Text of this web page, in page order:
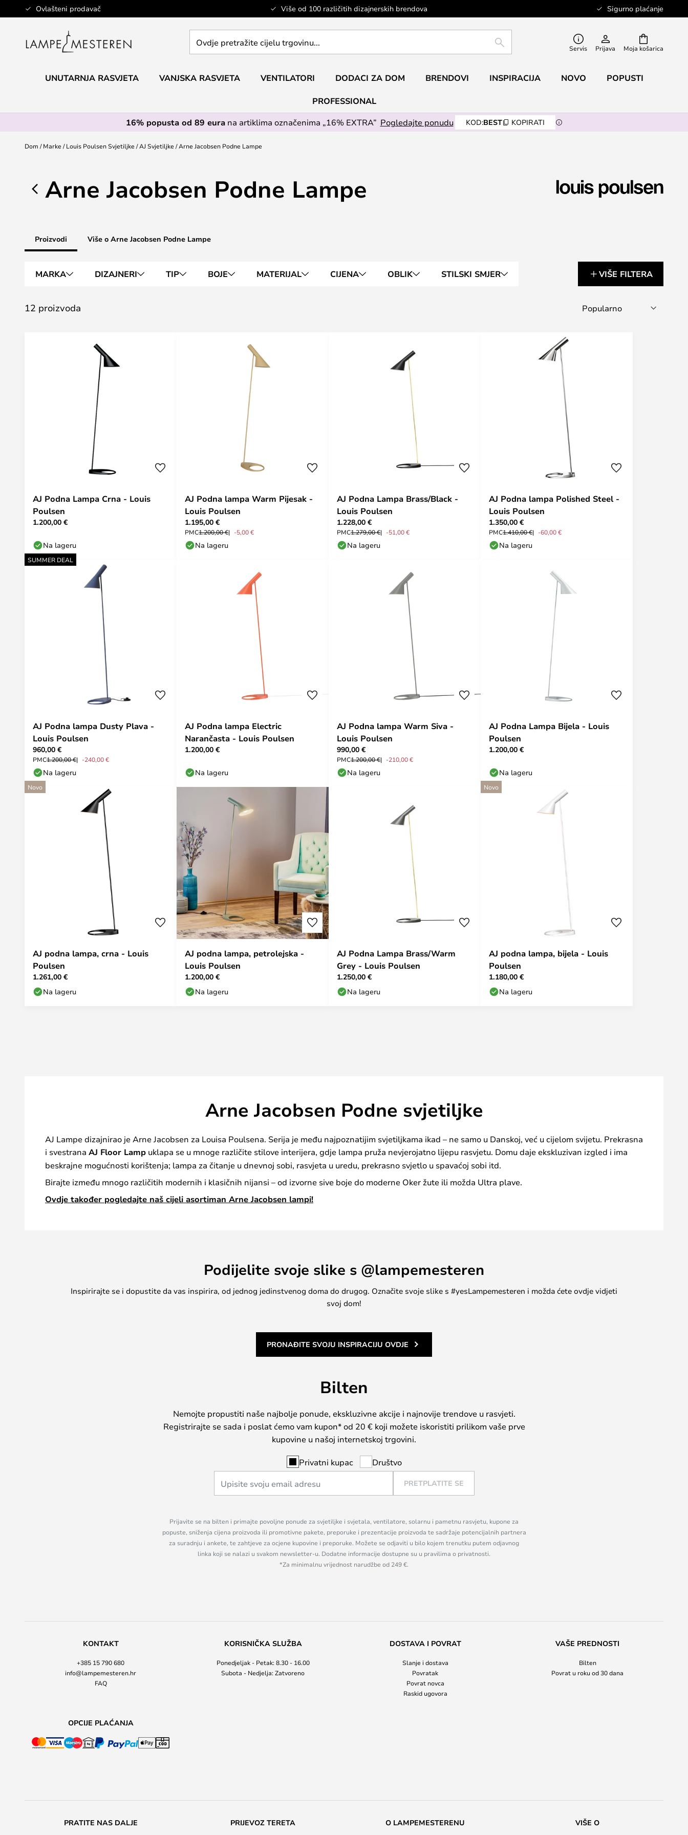
Ovlašteni prodavač Više od 100 različitih dizajnerskih brendova Sigurno plaćanje
Skip
to
Moja košarica
pretražite
trgovinu...
TRAŽI Servis Prijava
UNUTARNJA RASVJETA VANJSKA RASVJETA VENTILATORI DODACI ZA DOM BRENDOVI INSPIRACIJA NOVO POPUSTI
PROFESSIONAL
16% popusta od 89 eurana artiklima označenima „16% EXTRA” Pogledajte ponudu KOD:BEST KOPIRATI
Dom Marke Louis Poulsen Svjetiljke AJ Svjetiljke Arne Jacobsen Podne Lampe
Arne Jacobsen Podne Lampe
Proizvodi Više o Arne Jacobsen Podne Lampe
MARKA DIZAJNERI TIP BOJE MATERIJAL CIJENA OBLIK STILSKI SMJER VIŠE FILTERA
12 proizvoda
AJ Podna Lampa Crna - Louis
Poulsen
1.200,00 €
Na lageru
AJ Podna lampa Warm Pijesak -
Louis Poulsen
1.195,00 €
PMC1.200,00 € -5,00 €
Na lageru
AJ Podna Lampa Brass/Black -
Louis Poulsen
1.228,00 €
PMC1.279,00 € -51,00 €
Na lageru
AJ Podna lampa Polished Steel -
Louis Poulsen
1.350,00 €
PMC1.410,00 € -60,00 €
Na lageru
SUMMER DEAL
AJ Podna lampa Dusty Plava -
Louis Poulsen
960,00 €
PMC1.200,00 € -240,00 €
Na lageru
AJ Podna lampa Electric
Narančasta - Louis Poulsen
1.200,00 €
Na lageru
AJ Podna lampa Warm Siva -
Louis Poulsen
990,00 €
PMC1.200,00 € -210,00 €
Na lageru
AJ Podna Lampa Bijela - Louis
Poulsen
1.200,00 €
Na lageru
Novo
AJ podna lampa, crna - Louis
Poulsen
1.261,00 €
Na lageru
AJ podna lampa, petrolejska -
Louis Poulsen
1.200,00 €
Na lageru
AJ Podna Lampa Brass/Warm
Grey - Louis Poulsen
1.250,00 €
Na lageru
Novo
AJ podna lampa, bijela - Louis
Poulsen
1.180,00 €
Na lageru
Arne Jacobsen Podne svjetiljke
AJ Lampe dizajnirao je Arne Jacobsen za Louisa Poulsena. Serija je među najpoznatijim svjetiljkama ikad – ne samo u Danskoj, već u cijelom svijetu. Prekrasna
i svestrana AJ Floor Lamp uklapa se u mnoge različite stilove interijera, gdje lampa pruža nevjerojatno lijepu rasvjetu. Domu daje ekskluzivan izgled i ima
beskrajne mogućnosti korištenja; lampa za čitanje u dnevnoj sobi, rasvjeta u uredu, prekrasno svjetlo u spavaćoj sobi itd.
Birajte između mnogo različitih modernih i klasičnih nijansi – od izvorne sive boje do moderne Oker žute ili možda Ultra plave.
Ovdje također pogledajte naš cijeli asortiman Arne Jacobsen lampi!
Podijelite svoje slike s @lampemesteren
Inspirirajte se i dopustite da vas inspirira, od jednog jedinstvenog doma do drugog. Označite svoje slike s #yesLampemesteren i možda ćete ovdje vidjeti
svoj dom!
PRONAĐITE SVOJU INSPIRACIJU OVDJE
Bilten
Nemojte propustiti naše najbolje ponude, ekskluzivne akcije i najnovije trendove u rasvjeti.
Registrirajte se sada i poslat ćemo vam kupon* od 20 € koji možete iskoristiti prilikom vaše prve
kupovine u našoj internetskoj trgovini.
Privatni kupac Društvo
PRETPLATITE SE
Prijavite se na bilten i primajte povoljne ponude za svjetiljke i svjetala, ventilatore, solarnu i pametnu rasvjetu, kupone za
popuste, sniženja cijena proizvoda ili promotivne pakete, preporuke i prezentacije proizvoda te sadržaje potencijalnih partnera
za suradnju i ankete, te zahtjeve za ocjene kupovine i preporuke. Možete se odjaviti u bilo kojem trenutku putem odjavnog
linka koji se nalazi u svakom newsletter-u. Dodatne informacije dostupne su u pravilima o privatnosti.
*Za minimalnu vrijednost narudžbe od 249 €.
KONTAKT
+385 15 790 680
info@lampemesteren.hr
FAQ
KORISNIČKA SLUŽBA
Ponedjeljak - Petak: 8.30 - 16.00
Subota - Nedjelja: Zatvoreno
DOSTAVA I POVRAT
Slanje i dostava
Povratak
Povrat novca
Raskid ugovora
VAŠE PREDNOSTI
Bilten
Povrat u roku od 30 dana
OPCIJE PLAĆANJA
PRATITE NAS DALJE PRIJEVOZ TERETA O LAMPEMESTERENU VIŠE O